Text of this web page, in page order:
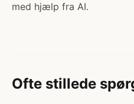
med hjælp fra AI.
Ofte stillede